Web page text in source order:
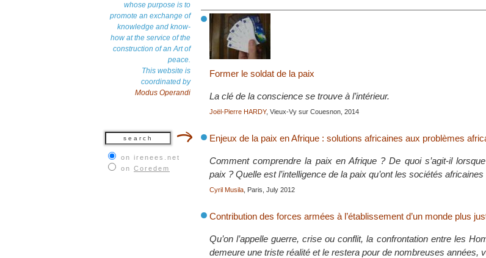
whose purpose is to
promote an exchange of
knowledge and know-
how at the service of the
construction of an Art of
peace.
This website is
coordinated by
Modus Operandi
on irenees.net
on Coredem
Former le soldat de la paix
La clé de la conscience se trouve à l’intérieur.
Joël-Pierre HARDY, Vieux-Vy sur Couesnon, 2014
Enjeux de la paix en Afrique : solutions africaines aux problèmes
Comment comprendre la paix en Afrique ? De quoi s’agit-il
paix ? Quelle est l’intelligence de la paix qu’ont les sociétés africaines
Cyril Musila , Paris, July 2012
Contribution des forces armées à l’établissement d’un monde plus
Qu’on l’appelle guerre, crise ou conflit, la confrontation entre les
demeure une triste réalité et le restera pour de nombreuses années,